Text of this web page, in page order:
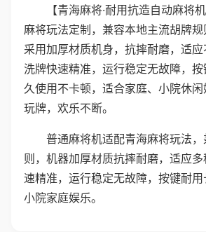
【青海麻将·耐用抗造自动麻将
麻将玩法定制，兼容本地主流胡牌
采用加厚材质机身，抗摔耐磨，适应
洗牌快速精准，运行稳定无故障，
久使用不卡顿，适合家庭、小院休
玩牌，欢乐不断。
普通麻将机适配青海麻将玩法
则，机器加厚材质抗摔耐磨，适应
速精准，运行稳定无故障，按键耐
小院家庭娱乐。